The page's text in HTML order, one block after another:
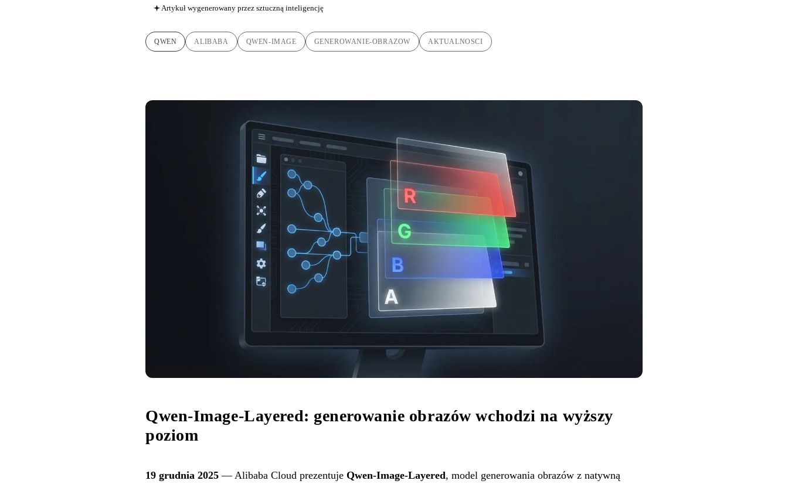
Artykuł wygenerowany przez sztuczną inteligencję
QWEN ALIBABA QWEN-IMAGE GENEROWANIE-OBRAZOW AKTUALNOSCI
Qwen-Image-Layered: generowanie obrazów wchodzi na wyższy
poziom
19 grudnia 2025 — Alibaba Cloud prezentuje Qwen-Image-Layered, model generowania obrazów z natywną